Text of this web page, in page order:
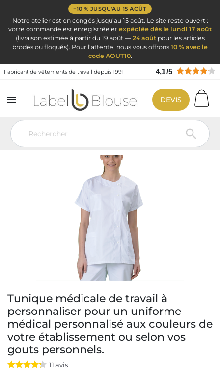
−10 % JUSQU'AU 15 AOÛT
Notre atelier est en congés jusqu'au 15 août. Le site reste ouvert :
votre commande est enregistrée et expédiée dès le lundi 17 août
(livraison estimée à partir du 19 août — 24 aoûtpour les articles
brodés ou floqués). Pour l'attente, nous vous offrons 10 % avec le
code AOUT10.
Fabricant de vêtements de travail depuis 1991 4,1/5


DEVIS
Vêtement de travail Blouse médicale
Blouse médicale imprimée
Tunique médicale de travail à
personnaliser pour un uniforme
médical personnalisé aux couleurs de
votre établissement ou selon vos
gouts personnels.
11 avis